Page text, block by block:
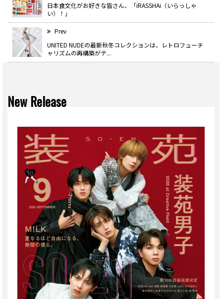
日本食文化がお好きな皆さん、「iRASSHAi（いらっしゃ
い）！」
Prev
UNITED NUDEの最新秋冬コレクションは、レトロフューチ
ャリズムの再構築がテ...
New Release